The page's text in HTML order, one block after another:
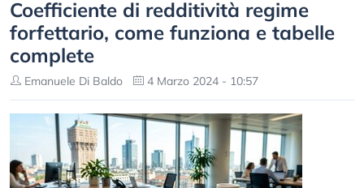
Coefficiente di redditività regime
forfettario, come funziona e tabelle
complete
Emanuele Di Baldo 4 Marzo 2024 - 10:57